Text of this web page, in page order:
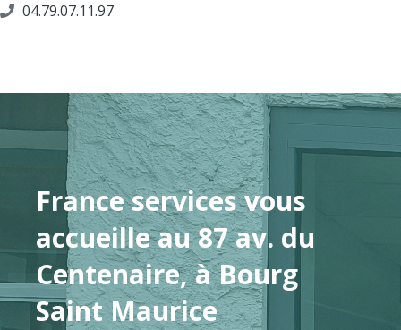
04.79.07.11.97
France services vous
accueille au 87 av. du
Centenaire, à Bourg
Saint Maurice